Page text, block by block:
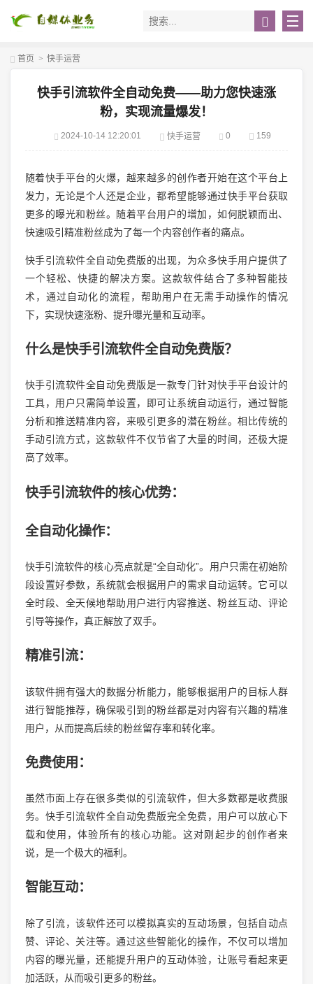
首页 > 快手运营
快手引流软件全自动免费——助力您快速涨
粉，实现流量爆发！
2024-10-14 12:20:01 快手运营 0 159
随着快手平台的火爆，越来越多的创作者开始在这个平台上
发力，无论是个人还是企业，都希望能够通过快手平台获取
更多的曝光和粉丝。随着平台用户的增加，如何脱颖而出、
快速吸引精准粉丝成为了每一个内容创作者的痛点。
快手引流软件全自动免费版的出现，为众多快手用户提供了
一个轻松、快捷的解决方案。这款软件结合了多种智能技
术，通过自动化的流程，帮助用户在无需手动操作的情况
下，实现快速涨粉、提升曝光量和互动率。
什么是快手引流软件全自动免费版？
快手引流软件全自动免费版是一款专门针对快手平台设计的
工具，用户只需简单设置，即可让系统自动运行，通过智能
分析和推送精准内容，来吸引更多的潜在粉丝。相比传统的
手动引流方式，这款软件不仅节省了大量的时间，还极大提
高了效率。
快手引流软件的核心优势：
全自动化操作：
快手引流软件的核心亮点就是“全自动化”。用户只需在初始阶
段设置好参数，系统就会根据用户的需求自动运转。它可以
全时段、全天候地帮助用户进行内容推送、粉丝互动、评论
引导等操作，真正解放了双手。
精准引流：
该软件拥有强大的数据分析能力，能够根据用户的目标人群
进行智能推荐，确保吸引到的粉丝都是对内容有兴趣的精准
用户，从而提高后续的粉丝留存率和转化率。
免费使用：
虽然市面上存在很多类似的引流软件，但大多数都是收费服
务。快手引流软件全自动免费版完全免费，用户可以放心下
载和使用，体验所有的核心功能。这对刚起步的创作者来
说，是一个极大的福利。
智能互动：
除了引流，该软件还可以模拟真实的互动场景，包括自动点
赞、评论、关注等。通过这些智能化的操作，不仅可以增加
内容的曝光量，还能提升用户的互动体验，让账号看起来更
加活跃，从而吸引更多的粉丝。